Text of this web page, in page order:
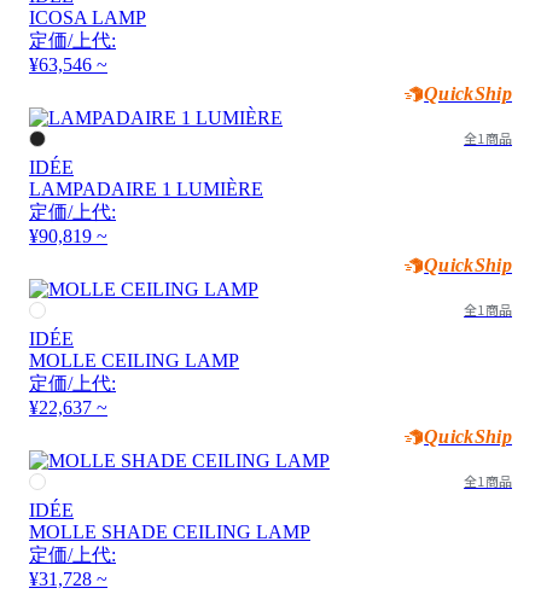
ICOSA LAMP
定価/上代:
¥63,546 ~
QuickShip
全1商品
IDÉE
LAMPADAIRE 1 LUMIÈRE
定価/上代:
¥90,819 ~
QuickShip
全1商品
IDÉE
MOLLE CEILING LAMP
定価/上代:
¥22,637 ~
QuickShip
全1商品
IDÉE
MOLLE SHADE CEILING LAMP
定価/上代:
¥31,728 ~